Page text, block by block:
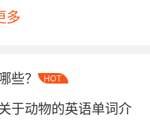
果、 pear
语意思是杏、
对应的汉语意思
汉语意思是
多
些？ HOT
于动物的英语单词介